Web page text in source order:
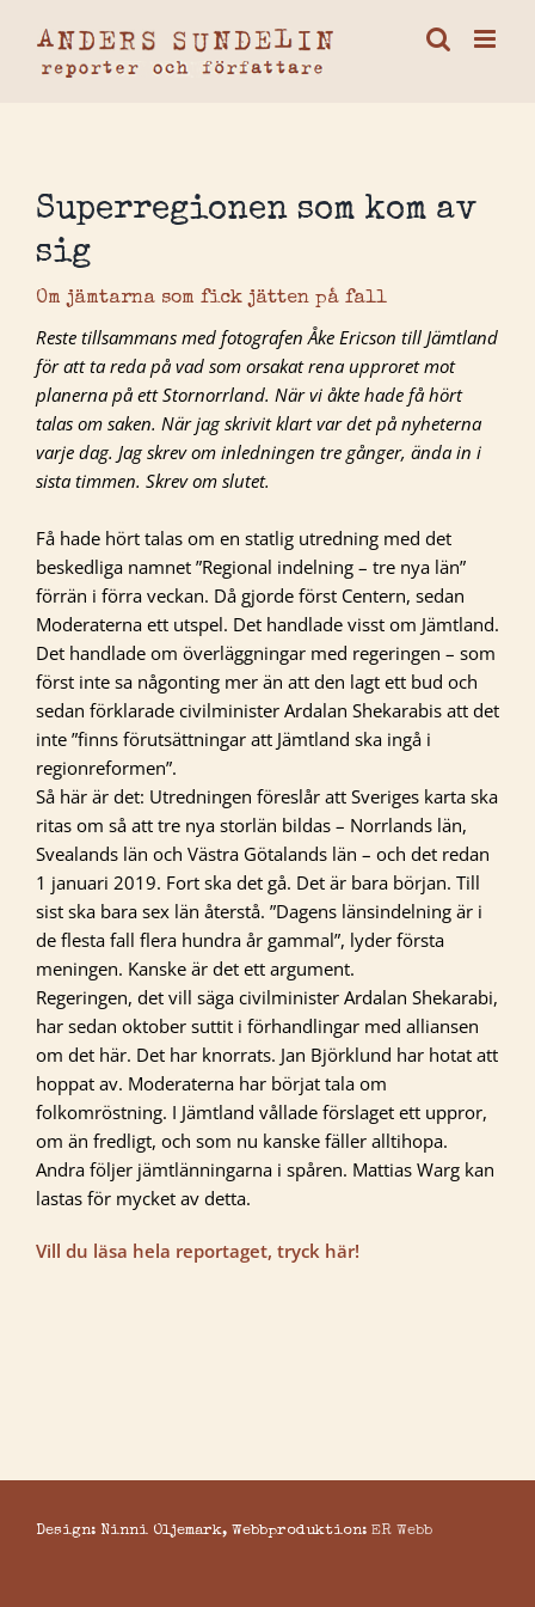
innehållet
Superregionen som kom av
sig
Om jämtarna som fick jätten på fall
Reste tillsammans med fotografen Åke Ericson till Jämtland
för att ta reda på vad som orsakat rena upproret mot
planerna på ett Stornorrland. När vi åkte hade få hört
talas om saken. När jag skrivit klart var det på nyheterna
varje dag. Jag skrev om inledningen tre gånger, ända in i
sista timmen. Skrev om slutet.
Få hade hört talas om en statlig utredning med det
beskedliga namnet ”Regional indelning – tre nya län”
förrän i förra veckan. Då gjorde först Centern, sedan
Moderaterna ett utspel. Det handlade visst om Jämtland.
Det handlade om överläggningar med regeringen – som
först inte sa någonting mer än att den lagt ett bud och
sedan förklarade civilminister Ardalan Shekarabis att det
inte ”finns förutsättningar att Jämtland ska ingå i
regionreformen”.
Så här är det: Utredningen föreslår att Sveriges karta ska
ritas om så att tre nya storlän bildas – Norrlands län,
Svealands län och Västra Götalands län – och det redan
1 januari 2019. Fort ska det gå. Det är bara början. Till
sist ska bara sex län återstå. ”Dagens länsindelning är i
de flesta fall flera hundra år gammal”, lyder första
meningen. Kanske är det ett argument.
Regeringen, det vill säga civilminister Ardalan Shekarabi,
har sedan oktober suttit i förhandlingar med alliansen
om det här. Det har knorrats. Jan Björklund har hotat att
hoppat av. Moderaterna har börjat tala om
folkomröstning. I Jämtland vållade förslaget ett uppror,
om än fredligt, och som nu kanske fäller alltihopa.
Andra följer jämtlänningarna i spåren. Mattias Warg kan
lastas för mycket av detta.
Vill du läsa hela reportaget, tryck här!
Design: Ninni Oljemark, Webbproduktion: ER Webb